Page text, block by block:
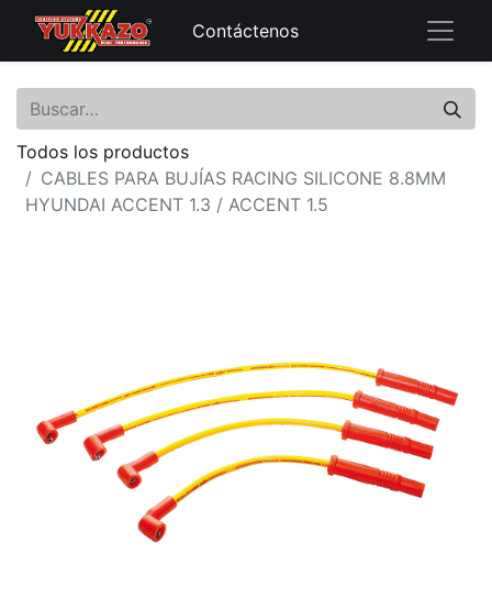
Contáctenos
Todos los productos
CABLES PARA BUJÍAS RACING SILICONE 8.8MM
HYUNDAI ACCENT 1.3 / ACCENT 1.5